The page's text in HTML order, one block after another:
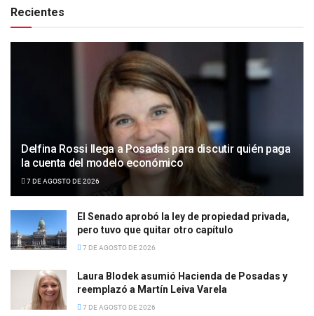
Recientes
Delfina Rossi llega a Posadas para discutir quién paga
la cuenta del modelo económico
7 DE AGOSTO DE 2026
El Senado aprobó la ley de propiedad privada,
pero tuvo que quitar otro capítulo
7 DE AGOSTO DE 2026
Laura Blodek asumió Hacienda de Posadas y
reemplazó a Martín Leiva Varela
7 DE AGOSTO DE 2026